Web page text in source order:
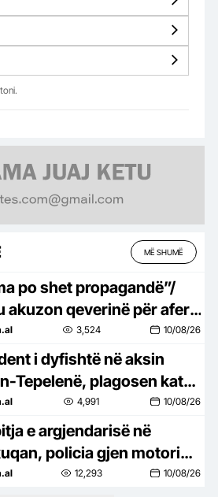
MË SHUMË
po shet propagandë”/
akuzon qeverinë për aferë
ushtarake:
Defence” e Rony Yefet…
3,524 10/08/26
i dyfishtë në aksin
Tepelenë, plagosen katër
4,991 10/08/26
e argjendarisë në
policia gjen motorin
nga autorët
12,293 10/08/26